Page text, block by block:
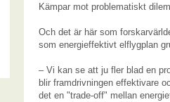
Kämpar mot problematiskt
Och det är här som
som energieffektivt elflygplan
– Vi kan se att ju fler blad en
blir framdrivningen effektivare
det en "trade-off" mellan